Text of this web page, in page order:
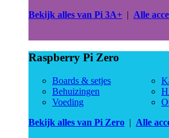
Bekijk alles van Pi 3A+ | Alle
Raspberry Pi Zero
Boards & setjes
Behuizingen
Voeding
Bekijk alles van Pi Zero | Alle